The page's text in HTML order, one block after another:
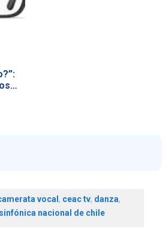
vocal , ceac tv, danza,
nacional de chile